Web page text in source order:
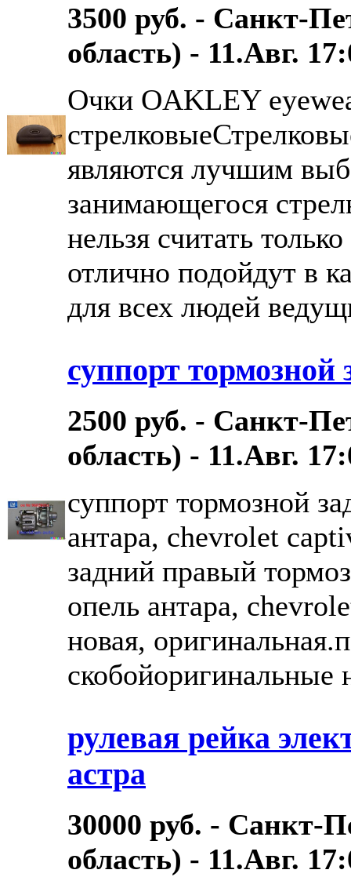
3500 руб. - Санкт-
область) - 11.Авг.
Очки OAKLEY
являются лучшим
занимающегося
нельзя считать
отлично подойдут в
для всех людей
суппорт
2500 руб. - Санкт-
область) - 11.Авг.
суппорт тормозной
антара, chevrolet
задний правый
опель антара,
новая,
скобойоригинальные
рулевая рейка
астра
30000 руб. - Санкт-
область) - 11.Авг.